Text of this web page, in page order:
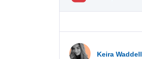
Keira Waddell